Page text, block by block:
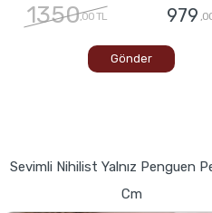
1350,00 TL 979
Gönder
Sevimli Nihilist Yalnız Penguen
Cm